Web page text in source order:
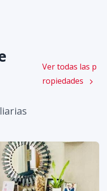
Ver todas las p
ropiedades